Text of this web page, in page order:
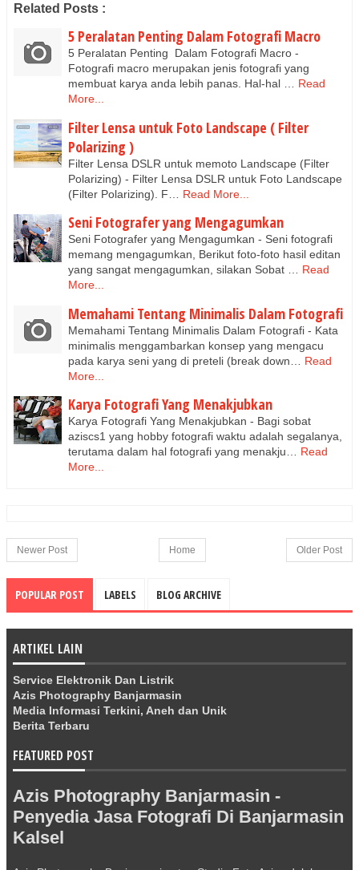
Related Posts :
5 Peralatan Penting Dalam Fotografi Macro
5 Peralatan Penting Dalam Fotografi Macro -
Fotografi macro merupakan jenis fotografi yang
membuat karya anda lebih panas. Hal-hal … Read
More...
Filter Lensa untuk Foto Landscape ( Filter
Polarizing )
Filter Lensa DSLR untuk memoto Landscape (Filter
Polarizing) - Filter Lensa DSLR untuk Foto Landscape
(Filter Polarizing). F…
Read More...
Seni Fotografer yang Mengagumkan
Seni Fotografer yang Mengagumkan - Seni fotografi
memang mengagumkan, Berikut foto-foto hasil editan
yang sangat mengagumkan, silakan Sobat … Read
More...
Memahami Tentang Minimalis Dalam Fotografi
Memahami Tentang Minimalis Dalam Fotografi - Kata
minimalis menggambarkan konsep yang mengacu
pada karya seni yang di preteli (break down…
Read
More...
Karya Fotografi Yang Menakjubkan
Karya Fotografi Yang Menakjubkan - Bagi sobat
aziscs1 yang hobby fotografi waktu adalah segalanya,
terutama dalam hal fotografi yang menakju… Read
More...
Newer Post Older Post
Home
POPULAR POST LABELS BLOG ARCHIVE
ARTIKEL LAIN
Service Elektronik Dan Listrik
Azis Photography Banjarmasin
Media Informasi Terkini, Aneh dan Unik
Berita Terbaru
FEATURED POST
Azis Photography Banjarmasin -
Penyedia Jasa Fotografi Di Banjarmasin
Kalsel